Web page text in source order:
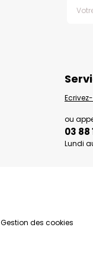
ou
03 88
Lundi
Gestion des cookies